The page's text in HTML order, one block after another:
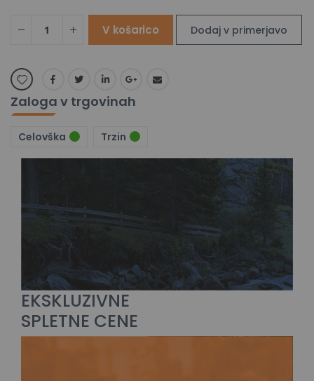
V košarico Dodaj v primerjavo
Zaloga v trgovinah
Celovška Trzin
EKSKLUZIVNE
SPLETNE CENE